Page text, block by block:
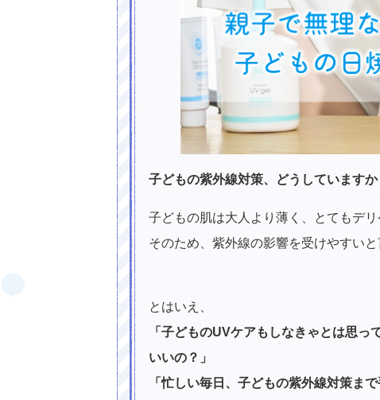
子どもの紫外線対策、どうしていますか
子どもの肌は大人より薄く、とてもデリ
そのため、紫外線の影響を受けやすいと
とはいえ、
「子どものUVケアもしなきゃとは思
いいの？」
「忙しい毎日、子どもの紫外線対策ま